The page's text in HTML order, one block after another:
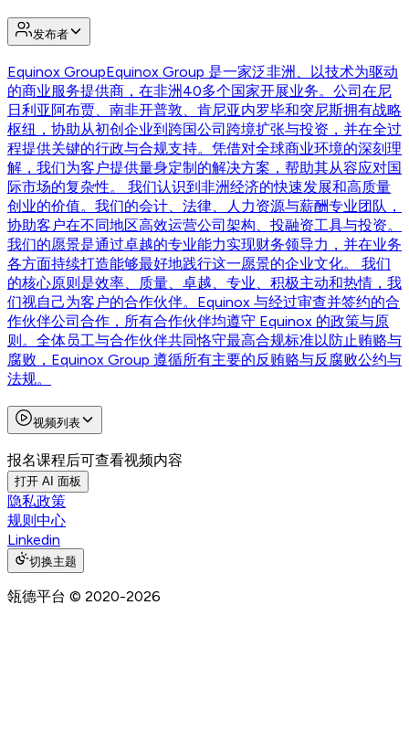
发布者
Equinox GroupEquinox Group 是一家泛非洲、以技术为驱动
的商业服务提供商，在非洲40多个国家开展业务。公司在尼
日利亚阿布贾、南非开普敦、肯尼亚内罗毕和突尼斯拥有战略
枢纽，协助从初创企业到跨国公司跨境扩张与投资，并在全过
程提供关键的行政与合规支持。凭借对全球商业环境的深刻理
解，我们为客户提供量身定制的解决方案，帮助其从容应对国
际市场的复杂性。 我们认识到非洲经济的快速发展和高质量
创业的价值。我们的会计、法律、人力资源与薪酬专业团队，
协助客户在不同地区高效运营公司架构、投融资工具与投资。
我们的愿景是通过卓越的专业能力实现财务领导力，并在业务
各方面持续打造能够最好地践行这一愿景的企业文化。 我们
的核心原则是效率、质量、卓越、专业、积极主动和热情，我
们视自己为客户的合作伙伴。Equinox 与经过审查并签约的合
作伙伴公司合作，所有合作伙伴均遵守 Equinox 的政策与原
则。全体员工与合作伙伴共同恪守最高合规标准以防止贿赂与
腐败，Equinox Group 遵循所有主要的反贿赂与反腐败公约与
法规。
视频列表
报名课程后可查看视频内容
打开 AI 面板
隐私政策
规则中心
Linkedin
切换主题
瓴德平台 © 2020-2026